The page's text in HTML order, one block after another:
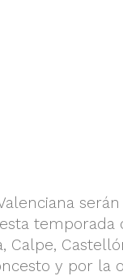
serán
temporada
Calpe,
y por la